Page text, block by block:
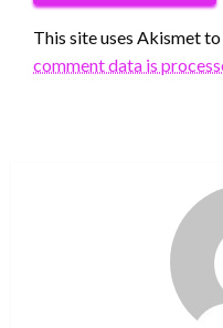
This site uses Akismet
comment data is